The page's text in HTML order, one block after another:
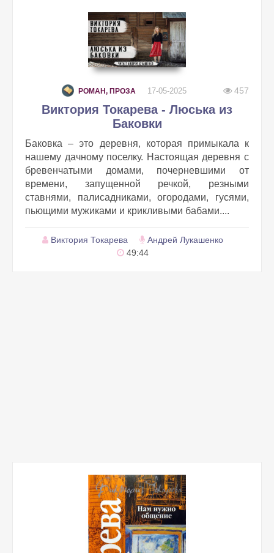
РОМАН, ПРОЗА 17-05-2025 457
Виктория Токарева - Люська из
Баковки
Баковка – это деревня, которая примыкала к
нашему дачному поселку. Настоящая деревня с
бревенчатыми домами, почерневшими от
времени, запущенной речкой, резными
ставнями, палисадниками, огородами, гусями,
пьющими мужиками и крикливыми бабами....
Виктория Токарева
Андрей Лукашенко
49:44